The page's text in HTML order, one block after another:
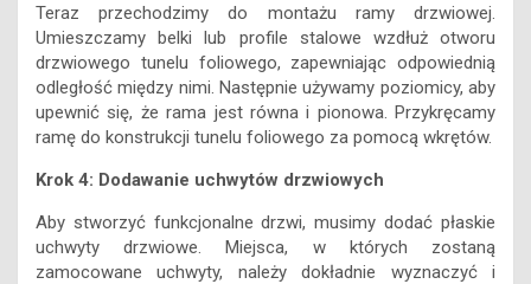
Teraz przechodzimy do montażu ramy drzwiowej.
Umieszczamy belki lub profile stalowe wzdłuż otworu
drzwiowego tunelu foliowego, zapewniając odpowiednią
odległość między nimi. Następnie używamy poziomicy, aby
upewnić się, że rama jest równa i pionowa. Przykręcamy
ramę do konstrukcji tunelu foliowego za pomocą wkrętów.
Krok 4: Dodawanie uchwytów drzwiowych
Aby stworzyć funkcjonalne drzwi, musimy dodać płaskie
uchwyty drzwiowe. Miejsca, w których zostaną
zamocowane uchwyty, należy dokładnie wyznaczyć i